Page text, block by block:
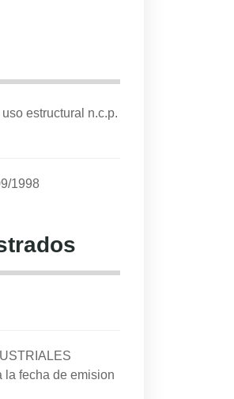
estructural n.c.p.
1998
la fecha de emision